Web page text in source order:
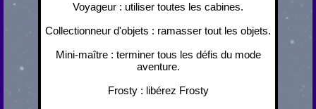
Voyageur : utiliser toutes les cabines.
Collectionneur d'objets : ramasser tout les objets.
Mini-maître : terminer tous les défis du mode
aventure.
Frosty : libérez Frosty